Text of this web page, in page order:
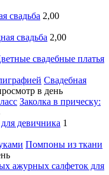
свадьба 2,00
свадьба 2,00
свадебные платья
Свадебная
в день
Заколка в прическу:
девичника 1
Помпоны из ткани